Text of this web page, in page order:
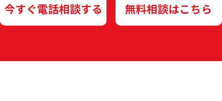
今すぐ電話相談する 無料相談はこちら